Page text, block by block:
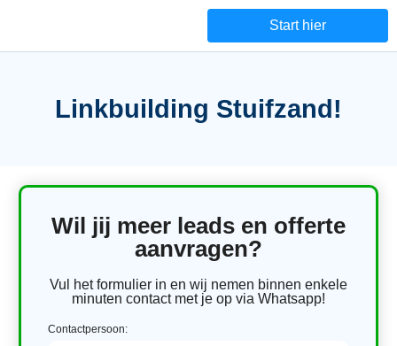
Start hier
Linkbuilding Stuifzand!
Wil jij meer leads en offerte
aanvragen?
Vul het formulier in en wij nemen binnen enkele
minuten contact met je op via Whatsapp!
Contactpersoon: